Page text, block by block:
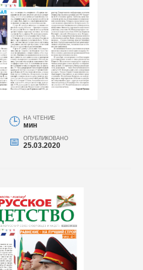
НА ЧТЕНИЕ
мин
ОПУБЛИКОВАНО
25.03.2020